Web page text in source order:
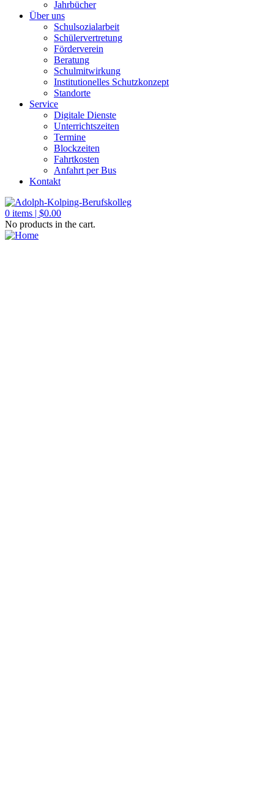
Jahrbücher
Über uns
Schulsozialarbeit
Schülervertretung
Förderverein
Beratung
Schulmitwirkung
Institutionelles Schutzkonzept
Standorte
Service
Digitale Dienste
Unterrichtszeiten
Termine
Blockzeiten
Fahrtkosten
Anfahrt per Bus
Kontakt
0 items | $0.00
No products in the cart.